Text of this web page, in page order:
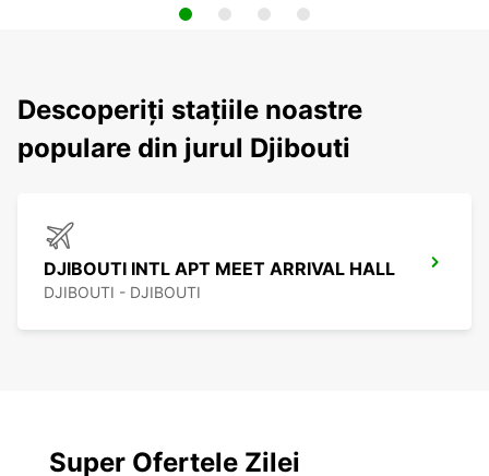
Descoperiți stațiile noastre
populare din jurul Djibouti
DJIBOUTI INTL APT MEET ARRIVAL HALL
DJIBOUTI - DJIBOUTI
Super Ofertele Zilei